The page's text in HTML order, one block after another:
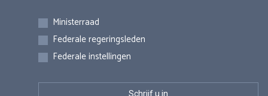
Inschrijvingen
Ministerraad
Federale regeringsleden
Federale instellingen